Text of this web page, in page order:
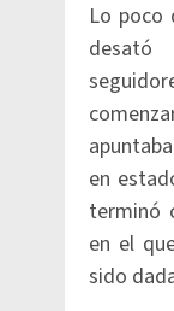
Lo poco
en
terminó
en el
sido